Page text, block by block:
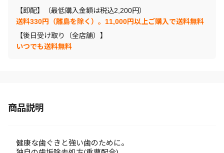
【即配】（最低購入金額は税込2,200円）
送料330円（離島を除く）。11,000円以上ご購入で送料無料
【後日受け取り（全店舗）】
いつでも送料無料
商品説明
健康な歯ぐきと強い歯のために。